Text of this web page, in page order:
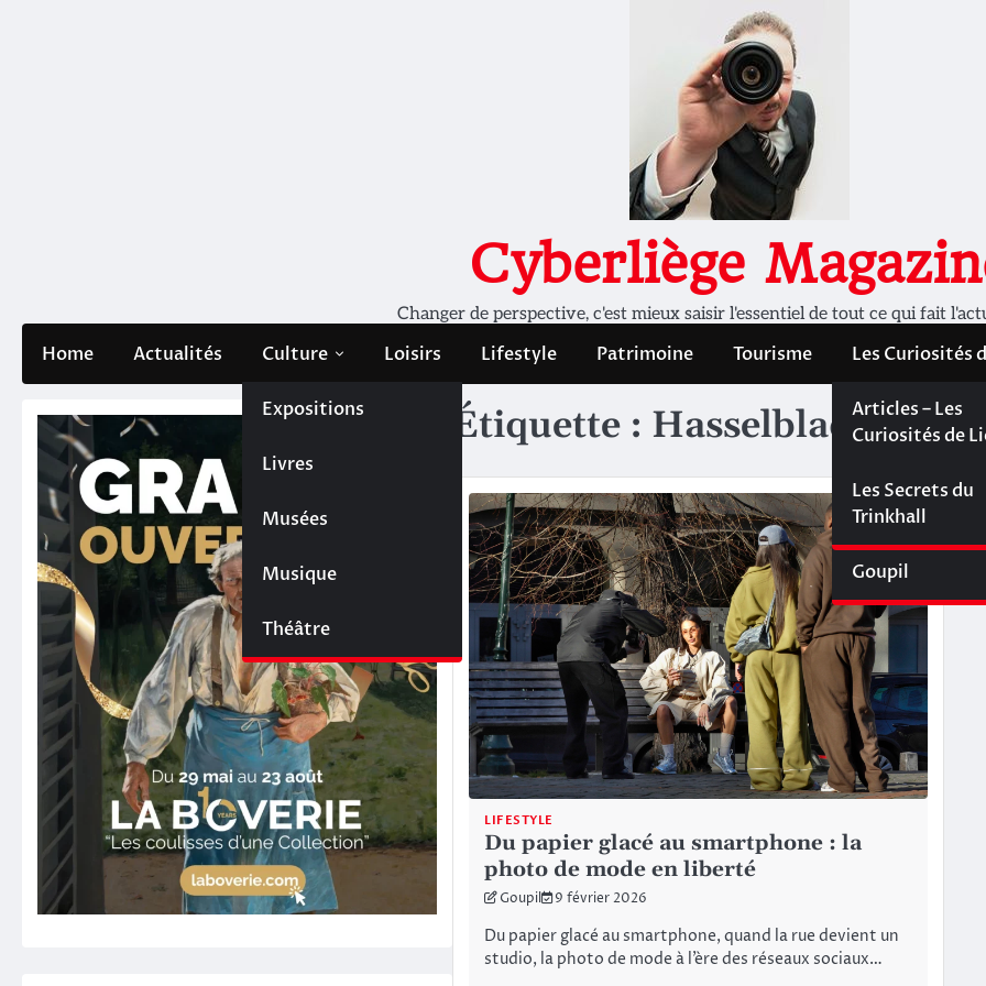
Cyberliège
Changer de perspective, c'est mieux saisir l'essentiel de tout ce qui fait
Home Actualités Culture
Expositions
Livres
Musées
Musique
Théâtre
Loisirs Lifestyle Patrimoine Tourisme Les Curiosités
Les Curiosités de
Liège
Articles – Les
Curiosités de
Les dossiers de
Cyberliège
Les Secrets du
Trinkhall
Goupil
Étiquette : Hasselblad
LIFESTYLE
Du papier glacé au smartphone : la
photo de mode en liberté
Goupil 9 février 2026
Du papier glacé au smartphone, quand la rue devient un
studio, la photo de mode à l’ère des réseaux sociaux…